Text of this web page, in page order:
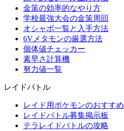
金策の効率的なやり方
学校最強大会の金策周回
オシャボ一覧と入手方法
6Vメタモンの厳選方法
個体値チェッカー
素早さ計算機
努力値一覧
レイドバトル
レイド用ポケモンのおすすめ
レイドバトル募集掲示板
テラレイドバトルの攻略